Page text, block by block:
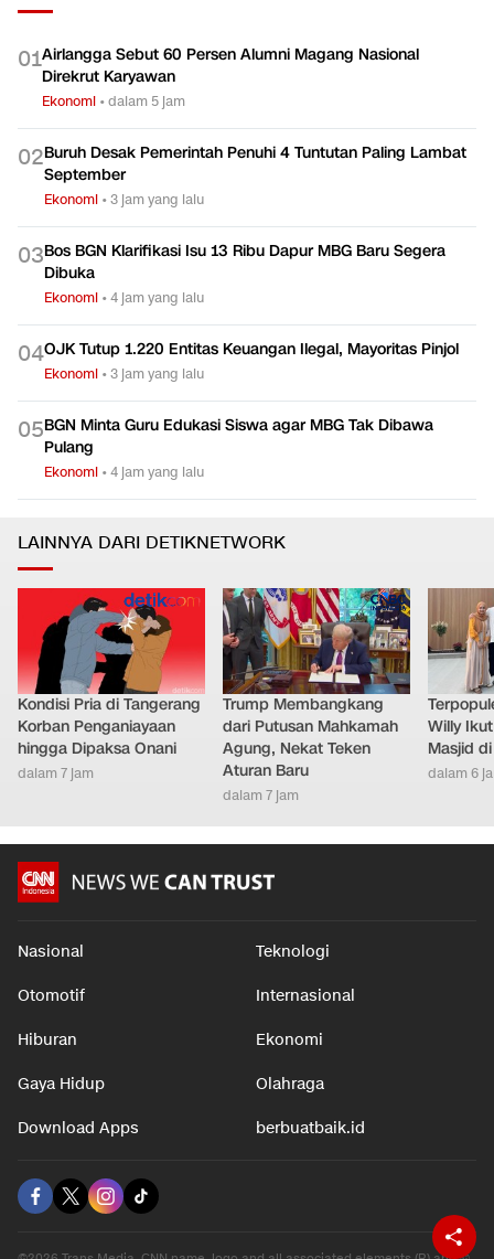
01Airlangga Sebut 60 Persen Alumni Magang Nasional
Direkrut Karyawan
Ekonomi •dalam 5 jam
02Buruh Desak Pemerintah Penuhi 4 Tuntutan Paling Lambat
September
Ekonomi •3 jam yang lalu
03Bos BGN Klarifikasi Isu 13 Ribu Dapur MBG Baru Segera
Dibuka
Ekonomi •4 jam yang lalu
04OJK Tutup 1.220 Entitas Keuangan Ilegal, Mayoritas Pinjol
Ekonomi •3 jam yang lalu
05BGN Minta Guru Edukasi Siswa agar MBG Tak Dibawa
Pulang
Ekonomi •4 jam yang lalu
LAINNYA DARI DETIKNETWORK
Kondisi Pria di Tangerang
Korban Penganiayaan
hingga Dipaksa Onani
dalam 7 jam
Trump Membangkang
dari Putusan Mahkamah
Agung, Nekat Teken
Aturan Baru
dalam 7 jam
Willy
Masjid
dalam 6
Nasional Teknologi
Otomotif Internasional
Hiburan Ekonomi
Gaya Hidup Olahraga
Download Apps berbuatbaik.id